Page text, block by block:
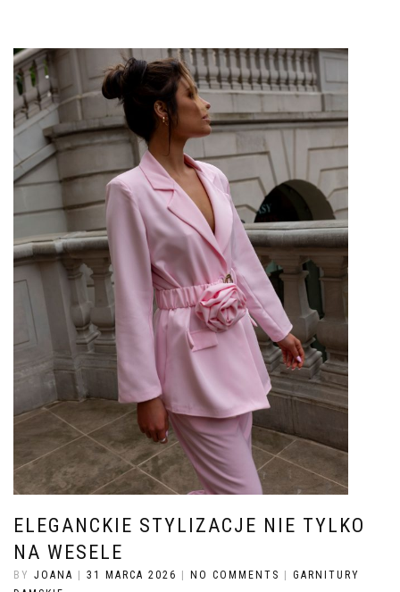
ELEGANCKIE STYLIZACJE NIE TYLKO
NA WESELE
BY JOANA 31 MARCA 2026 NO COMMENTS
GARNITURY